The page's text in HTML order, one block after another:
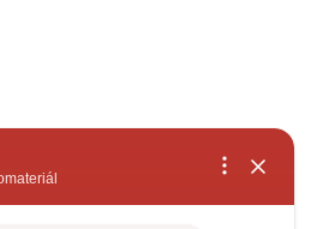
sortiment a